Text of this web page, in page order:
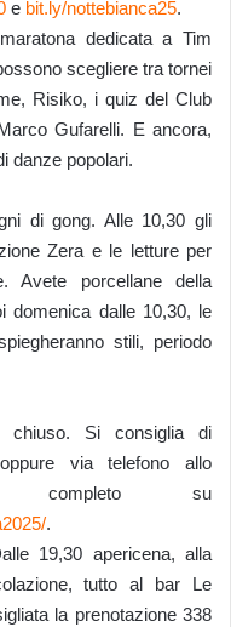
e bit.ly/nottebianca25.
dedicata a Tim
scegliere tra tornei
Risiko, i quiz del Club
Gufarelli. E ancora,
danze popolari.
di gong. Alle 10,30 gli
Zera e le letture per
Avete porcellane della
domenica dalle 10,30, le
stili, periodo
chiuso. Si consiglia di
via telefono allo
completo su
.
19,30 apericena, alla
tutto al bar Le
la prenotazione 338